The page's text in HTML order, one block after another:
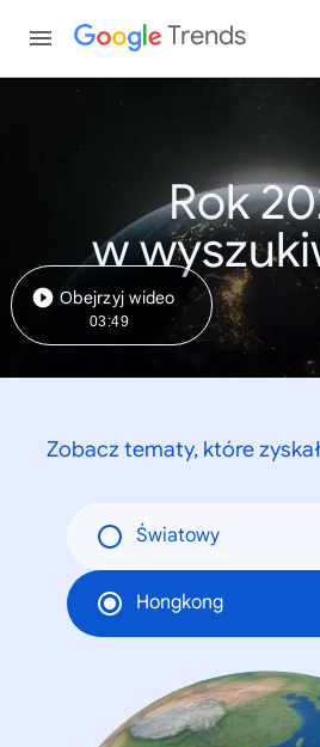
Trends
Rok
w
Obejrzyj wideo
03:49
Zobacz tematy, które
Światowy
Hongkong